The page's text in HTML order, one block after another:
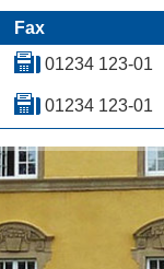
Fax
01234 123-01
01234 123-01